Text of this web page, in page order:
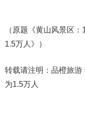
（原题《黄山风景区
1.5万人》）
转载请注明：品橙旅
为1.5万人